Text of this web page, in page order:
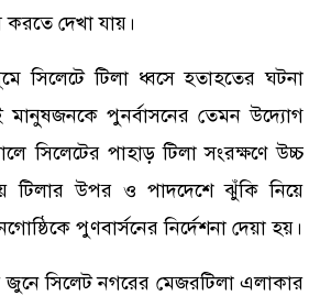
দেখা যায়।
সিলেটে টিলা ধ্বসে হতাহতের ঘটনা
মানুষজনকে পুনর্বাসনের তেমন উদ্যোগ
সিলেটের পাহাড় টিলা সংরক্ষণে উচ্চ
টিলার উপর ও পাদদেশে ঝুঁকি নিয়ে
পুণবার্সনের নির্দেশনা দেয়া হয়।
সিলেট নগরের মেজরটিলা এলাকার